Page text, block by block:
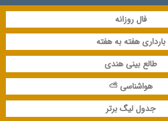
فال روزانه
بارداری هفته به هفته
طالع بینی هندی
هواشناسی ⛅
جدول لیگ برتر